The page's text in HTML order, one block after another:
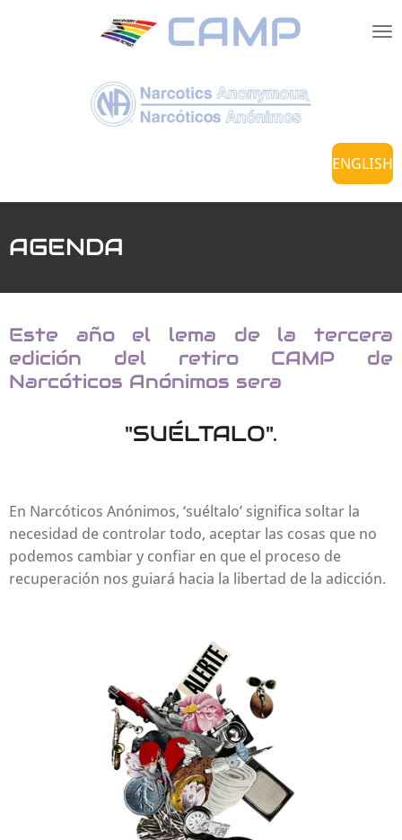
CAMP
ENGLISH
AGENDA
Este año el lema de la tercera
edición del retiro CAMP de
Narcóticos Anónimos sera
"SUÉLTALO".
En Narcóticos Anónimos, ‘suéltalo’ significa soltar la
necesidad de controlar todo, aceptar las cosas que no
podemos cambiar y confiar en que el proceso de
recuperación nos guiará hacia la libertad de la adicción.